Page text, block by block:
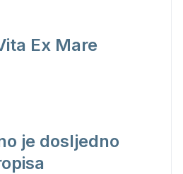
Ex Mare
je dosljedno